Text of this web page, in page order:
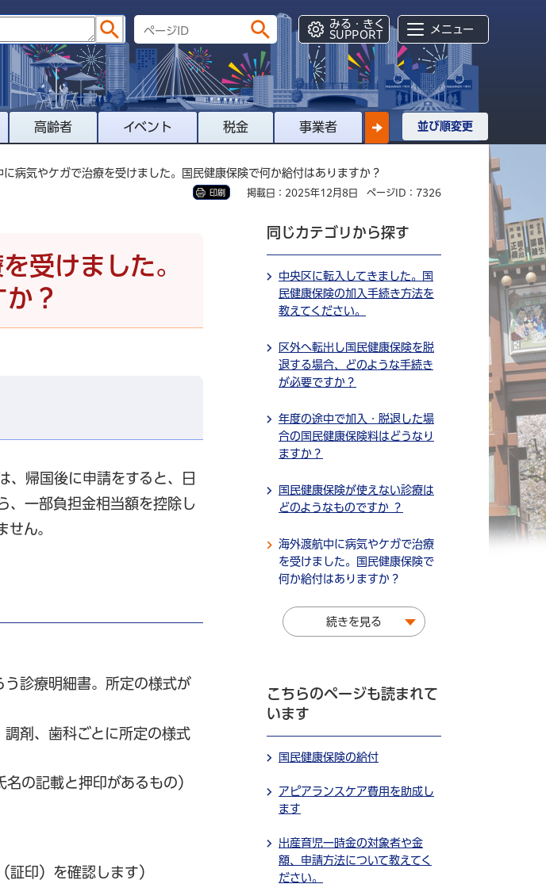
みる・きく
SUPPORT
メニュー
高齢者 イベント 税金 事業者 並び順変更
に病気やケガで治療を受けました。国民健康保険で何か給付はありますか？
印刷 掲載日：2025年12月8日 ページID：7326
受けました。
？
、帰国後に申請をすると、日
、一部負担金相当額を控除し
ん。
診療明細書。所定の様式が
剤、歯科ごとに所定の様式
の記載と押印があるもの）
印）を確認します）
同じカテゴリから探す
中央区に転入してきました。国
民健康保険の加入手続き方法を
教えてください。
区外へ転出し国民健康保険を脱
退する場合、どのような手続き
が必要ですか？
年度の途中で加入・脱退した場
合の国民健康保険料はどうなり
ますか？
国民健康保険が使えない診療は
どのようなものですか ？
海外渡航中に病気やケガで治療
を受けました。国民健康保険で
何か給付はありますか？
続きを見る
こちらのページも読まれて
います
国民健康保険の給付
アピアランスケア費用を助成し
ます
出産育児一時金の対象者や金
額、申請方法について教えてく
ださい。